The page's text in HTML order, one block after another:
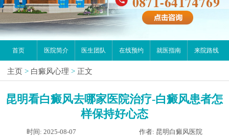
首页 医院简介 医生团队 在线预约 就医指南 来院路线
主页 > 白癜风心理 > 正文
昆明看白癜风去哪家医院治疗-白癜风患者怎
样保持好心态
时间: 2025-08-07 作者: 昆明白癜风医院